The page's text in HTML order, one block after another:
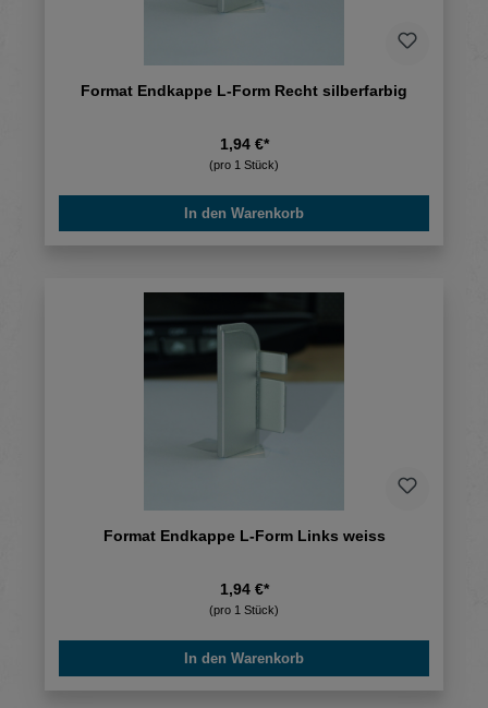
Format Endkappe L-Form Recht silberfarbig
1,94 €*
(pro 1 Stück)
In den Warenkorb
Format Endkappe L-Form Links weiss
1,94 €*
(pro 1 Stück)
In den Warenkorb